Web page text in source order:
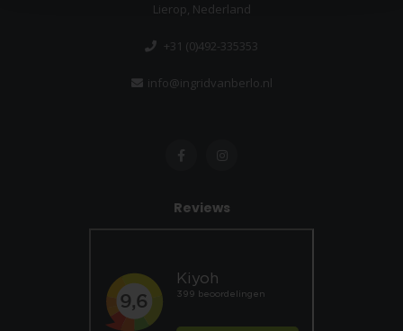
Lierop, Nederland
+31 (0)492-335353
info@ingridvanberlo.nl
Reviews